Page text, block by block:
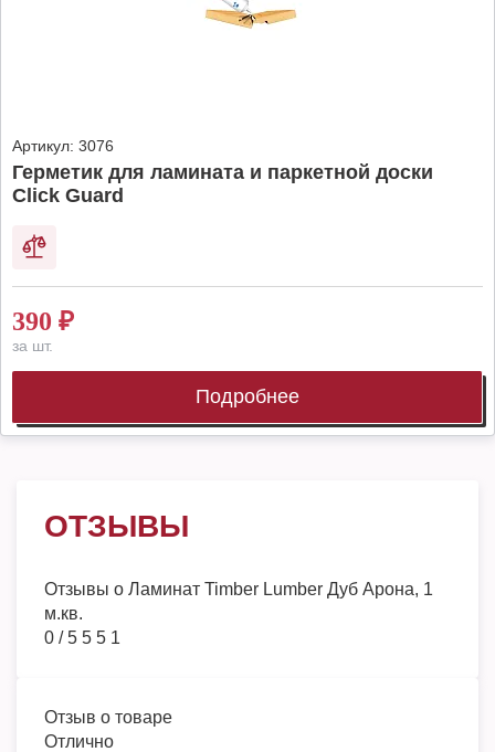
Артикул: 3076
Герметик для ламината и паркетной доски
Click Guard
390 ₽
за шт.
Подробнее
ОТЗЫВЫ
Отзывы о Ламинат Timber Lumber Дуб Арона, 1
м.кв.
0 /5 5 5 1
Отзыв о товаре
Отлично